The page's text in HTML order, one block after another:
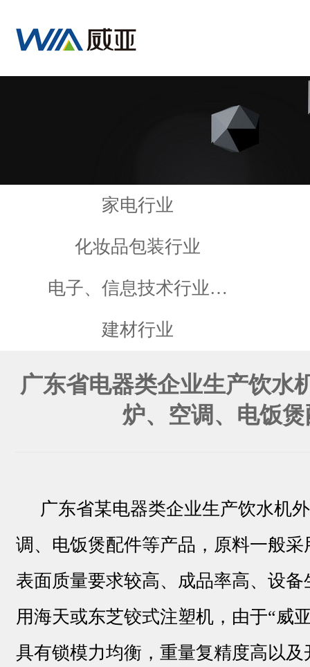
家电行业
化妆品包装行业
电子、信息技术行业…
建材行业
广东省电器类企业生产饮水
炉、空调、电饭
广东省某电器类企业生产饮水机
调、电饭煲配件等产品，原料一般采
表面质量要求较高、成品率高、设
用海天或东芝铰式注塑机，由于“威
具有锁模力均衡，重量复精度高以